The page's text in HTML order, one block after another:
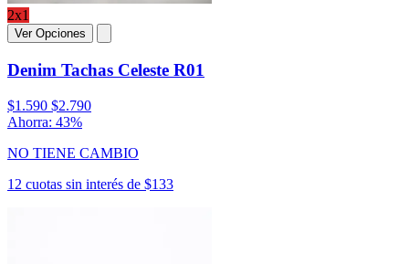
2x1
Ver Opciones
Denim Tachas Celeste R01
$1.590 $2.790
Ahorra: 43%
NO TIENE CAMBIO
12 cuotas sin interés de $133